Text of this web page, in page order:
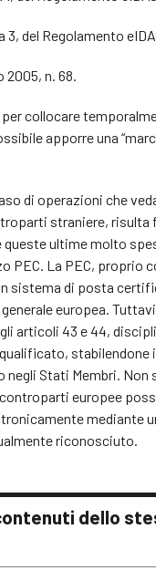
3, del Regolamento
2005, n. 68.
collocare
apporre una
di operazioni che
straniere, risulta
ultime molto
PEC. La PEC, proprio
sistema di posta
europea.
articoli 43 e 44,
stabilendone
Stati Membri. Non
europee
mediante
riconosciuto.
dello